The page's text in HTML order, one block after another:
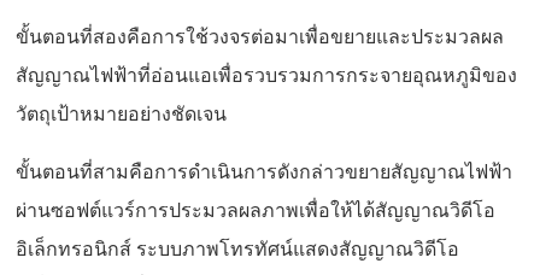
ขั้นตอนที่สองคือการใช้วงจรต่อมาเพื่อขยายและประมวลผล
สัญญาณไฟฟ้าที่อ่อนแอเพื่อรวบรวมการกระจายอุณหภูมิของ
วัตถุเป้าหมายอย่างชัดเจน
ขั้นตอนที่สามคือการดำเนินการดังกล่าวขยายสัญญาณไฟฟ้า
ผ่านซอฟต์แวร์การประมวลผลภาพเพื่อให้ได้สัญญาณวิดีโอ
อิเล็กทรอนิกส์ ระบบภาพโทรทัศน์แสดงสัญญาณวิดีโอ